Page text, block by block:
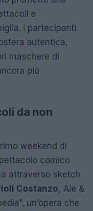
e
I partecipanti
autentica,
maschere di
più
da non
weekend di
comico
attraverso sketch
Costanzo, Ale &
un’opera che